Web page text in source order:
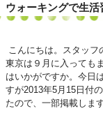
ウォーキングで生活
こんにちは。スタッフ
東京は９月に入っても
はいかがですか。今日
すが2013年5月15日付
たので、一部掲載します